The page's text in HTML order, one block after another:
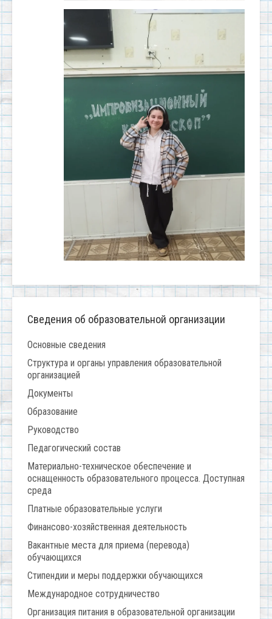
Сведения об образовательной организации
Основные сведения
Структура и органы управления образовательной
организацией
Документы
Образование
Руководство
Педагогический состав
Материально-техническое обеспечение и
оснащенность образовательного процесса. Доступная
среда
Платные образовательные услуги
Финансово-хозяйственная деятельность
Вакантные места для приема (перевода)
обучающихся
Стипендии и меры поддержки обучающихся
Международное сотрудничество
Организация питания в образовательной организации